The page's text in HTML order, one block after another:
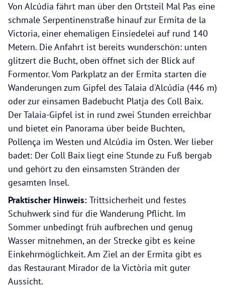
Von Alcúdia fährt man über den Ortsteil Mal Pas eine
schmale Serpentinenstraße hinauf zur Ermita de la
Victoria, einer ehemaligen Einsiedelei auf rund 140
Metern. Die Anfahrt ist bereits wunderschön: unten
glitzert die Bucht, oben öffnet sich der Blick auf
Formentor. Vom Parkplatz an der Ermita starten die
Wanderungen zum Gipfel des Talaia d'Alcúdia (446 m)
oder zur einsamen Badebucht Platja des Coll Baix.
Der Talaia-Gipfel ist in rund zwei Stunden erreichbar
und bietet ein Panorama über beide Buchten,
Pollença im Westen und Alcúdia im Osten. Wer lieber
badet: Der Coll Baix liegt eine Stunde zu Fuß bergab
und gehört zu den einsamsten Stränden der
gesamten Insel.
Praktischer Hinweis: Trittsicherheit und festes
Schuhwerk sind für die Wanderung Pflicht. Im
Sommer unbedingt früh aufbrechen und genug
Wasser mitnehmen, an der Strecke gibt es keine
Einkehrmöglichkeit. Am Ziel an der Ermita gibt es
das Restaurant Mirador de la Victòria mit guter
Aussicht.